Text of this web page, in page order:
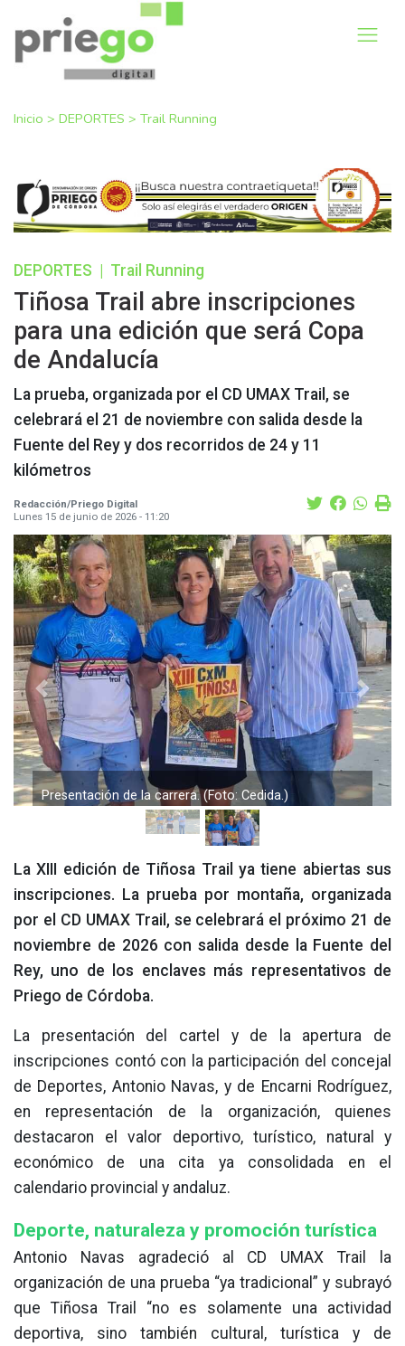
Inicio > DEPORTES > Trail Running
DEPORTES Trail Running
Tiñosa Trail abre inscripciones
para una edición que será Copa
de Andalucía
La prueba, organizada por el CD UMAX Trail, se
celebrará el 21 de noviembre con salida desde la
Fuente del Rey y dos recorridos de 24 y 11
kilómetros
Redacción/Priego Digital
Lunes 15 de junio de 2026 - 11:20
Presentación de la carrera. (Foto: Cedida.)
Previous Next
La XIII edición de Tiñosa Trail ya tiene abiertas sus
inscripciones. La prueba por montaña, organizada
por el CD UMAX Trail, se celebrará el próximo 21 de
noviembre de 2026 con salida desde la Fuente del
Rey, uno de los enclaves más representativos de
Priego de Córdoba.
La presentación del cartel y de la apertura de
inscripciones contó con la participación del concejal
de Deportes, Antonio Navas, y de Encarni Rodríguez,
en representación de la organización, quienes
destacaron el valor deportivo, turístico, natural y
económico de una cita ya consolidada en el
calendario provincial y andaluz.
Deporte, naturaleza y promoción turística
Antonio Navas agradeció al CD UMAX Trail la
organización de una prueba “ya tradicional” y subrayó
que Tiñosa Trail “no es solamente una actividad
deportiva, sino también cultural, turística y de